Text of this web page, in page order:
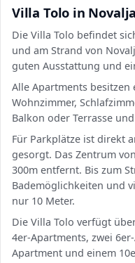
Villa Tolo in Novalja
Die Villa Tolo befindet
und am Strand von
guten Ausstattung und
Alle Apartments besitzen
Wohnzimmer,
Balkon oder Terrasse
Für Parkplätze ist direkt
gesorgt. Das Zentrum
300m entfernt. Bis zum
Bademöglichkeiten und
nur 10 Meter.
Die Villa Tolo verfügt
4er-Apartments, zwei
Apartment und einem